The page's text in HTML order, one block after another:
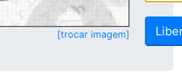
[trocar imagem]